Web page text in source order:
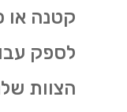
קטנה או
לספק
הצוות